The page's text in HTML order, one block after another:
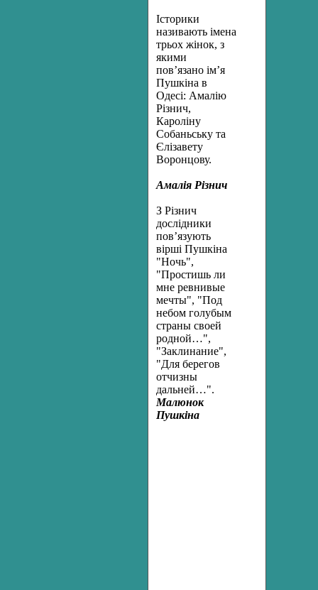
Історики
називають імена
трьох жінок, з
якими
пов’язано ім’я
Пушкіна в
Одесі: Амалію
Різнич,
Кароліну
Собаньську та
Єлізавету
Воронцову.
Амалія Різнич
З Різнич
дослідники
пов’язують
вірші Пушкіна
"Ночь",
"Простишь ли
мне ревнивые
мечты", "Под
небом голубым
страны своей
родной…",
"Заклинание",
"Для берегов
отчизны
дальней…".
Малюнок
Пушкіна